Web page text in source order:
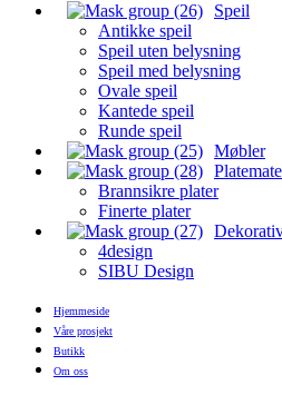
Speil
Antikke speil
Speil uten belysning
Speil med belysning
Ovale speil
Kantede speil
Runde speil
Møbler
Brannsikre plater
Finerte plater
4design
SIBU Design
Hjemmeside
Våre prosjekt
Butikk
Om oss